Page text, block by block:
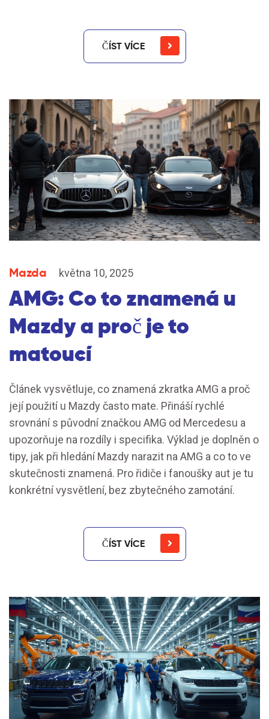
ČÍST VÍCE
Mazda května 10, 2025
AMG: Co to znamená u
Mazdy a proč je to
matoucí
Článek vysvětluje, co znamená zkratka AMG a proč
její použití u Mazdy často mate. Přináší rychlé
srovnání s původní značkou AMG od Mercedesu a
upozorňuje na rozdíly i specifika. Výklad je doplněn o
tipy, jak při hledání Mazdy narazit na AMG a co to ve
skutečnosti znamená. Pro řidiče i fanoušky aut je tu
konkrétní vysvětlení, bez zbytečného zamotání.
ČÍST VÍCE